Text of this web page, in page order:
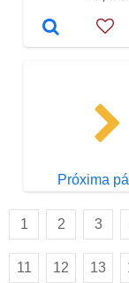
Próxima
1 2 3
11 12 13